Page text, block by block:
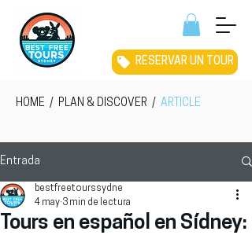
RESERVAR UN TOUR
HOME / PLAN & DISCOVER / ARTICLE
Entrada
Tours en español en Sídney:
bestfreetourssydne
4 may 3 min de lectura